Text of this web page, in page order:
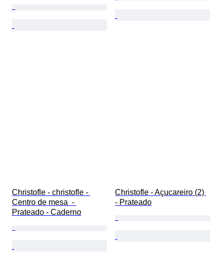
Christofle - christofle -
Centro de mesa  -
Prateado - Caderno
Christofle - Açucareiro (2)
- Prateado